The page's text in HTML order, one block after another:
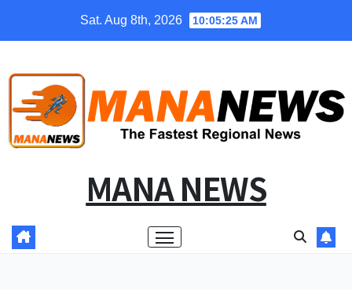
Sat. Aug 8th, 2026 10:05:26 AM
MANA NEWS